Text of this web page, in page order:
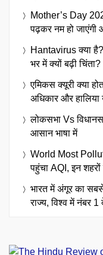
Mother’s Day
पढ़कर नम हो
Hantavirus क्या
भर में क्यों बढ़ी चिंता?
एमिकस क्यूरी क्या
अधिकार और हालिया
लोकसभा Vs
आसान भाषा में
World Most
पहुंचा AQI, इन
भारत में अंगूर का
राज्य, विश्व में नंबर